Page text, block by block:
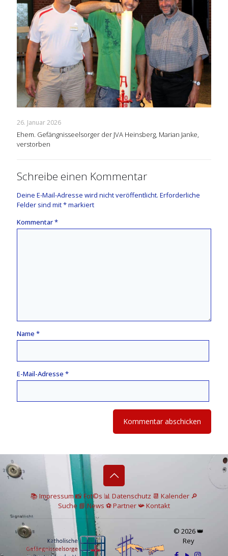
26. Januar 2026
Ehem. Gefängnisseelsorger der JVA Heinsberg, Marian Janke,
verstorben
Schreibe einen Kommentar
Deine E-Mail-Adresse wird nicht veröffentlicht. Erforderliche
Felder sind mit*markiert
Kommentar*
Name *
E-Mail-Adresse *
📚 Impressum📸Fot©s 📊 Datenschutz 📆 Kalender 🔎
Suche 📘 News ⚽Partner📯Kontakt
© 2026 👑
Rey